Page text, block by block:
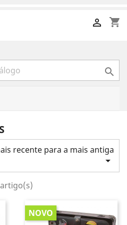
shopping_cart


recente para a mais antiga

NOVO